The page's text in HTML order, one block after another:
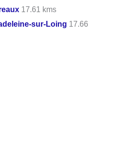
17.61 kms
sur-Loing 17.66